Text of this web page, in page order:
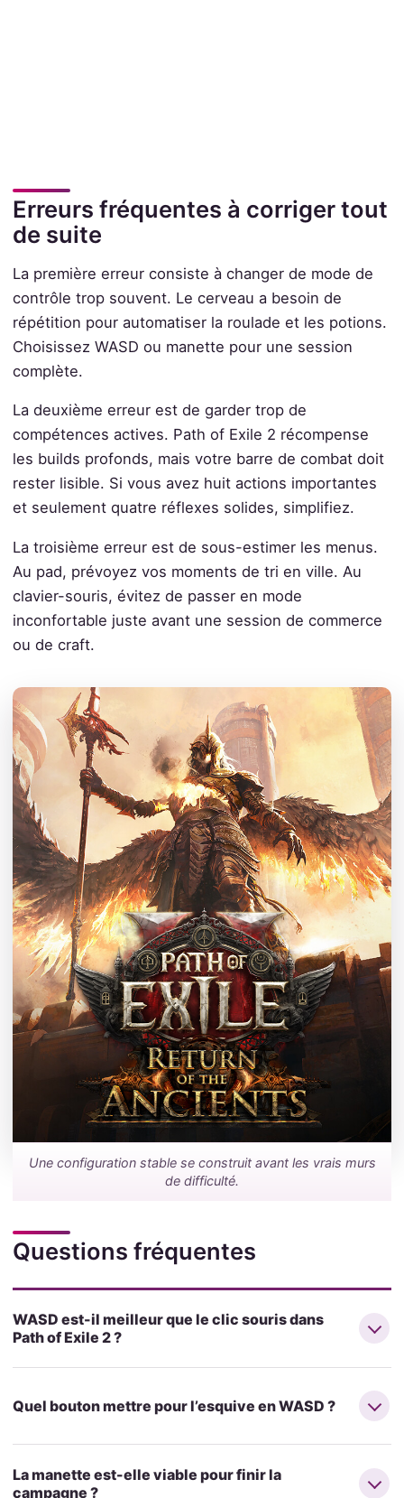
Erreurs fréquentes à corriger tout
de suite
La première erreur consiste à changer de mode de
contrôle trop souvent. Le cerveau a besoin de
répétition pour automatiser la roulade et les potions.
Choisissez WASD ou manette pour une session
complète.
La deuxième erreur est de garder trop de
compétences actives. Path of Exile 2 récompense
les builds profonds, mais votre barre de combat doit
rester lisible. Si vous avez huit actions importantes
et seulement quatre réflexes solides, simplifiez.
La troisième erreur est de sous-estimer les menus.
Au pad, prévoyez vos moments de tri en ville. Au
clavier-souris, évitez de passer en mode
inconfortable juste avant une session de commerce
ou de craft.
Une configuration stable se construit avant les vrais murs
de difficulté.
Questions fréquentes
WASD est-il meilleur que le clic souris dans
Path of Exile 2 ?
Quel bouton mettre pour l’esquive en WASD ?
La manette est-elle viable pour finir la
campagne ?